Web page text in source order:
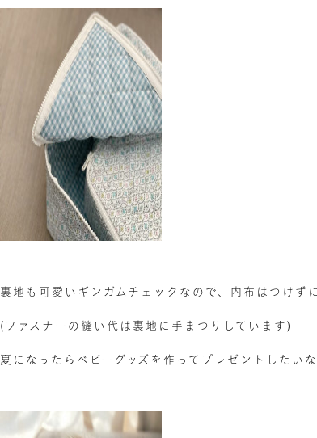
裏地も可愛いギンガムチェックなので、内布はつけず
(ファスナーの縫い代は裏地に手まつりしています)
夏になったらベビーグッズを作ってプレゼントしたい